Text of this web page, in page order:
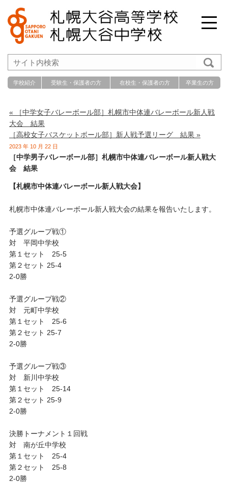
学校紹介 受験生・保護者の方 在校生・保護者の方 卒業生の方
« ［中学女子バレーボール部］札幌市中体連バレーボール新人戦
大会 結果
［高校女子バスケットボール部］新人戦予選リーグ 結果 »
2023 年 10 月 22 日
［中学男子バレーボール部］札幌市中体連バレーボール新人戦大
会 結果
【札幌市中体連バレーボール新人戦大会】
札幌市中体連バレーボール新人戦大会の結果を報告いたします。
予選グループ戦①
対 平岡中学校
第１セット 25-5
第２セット 25-4
2-0勝
予選グループ戦②
対 元町中学校
第１セット 25-6
第２セット 25-7
2-0勝
予選グループ戦③
対 新川中学校
第１セット 25-14
第２セット 25-9
2-0勝
決勝トーナメント１回戦
対 南が丘中学校
第１セット 25-4
第２セット 25-8
2-0勝